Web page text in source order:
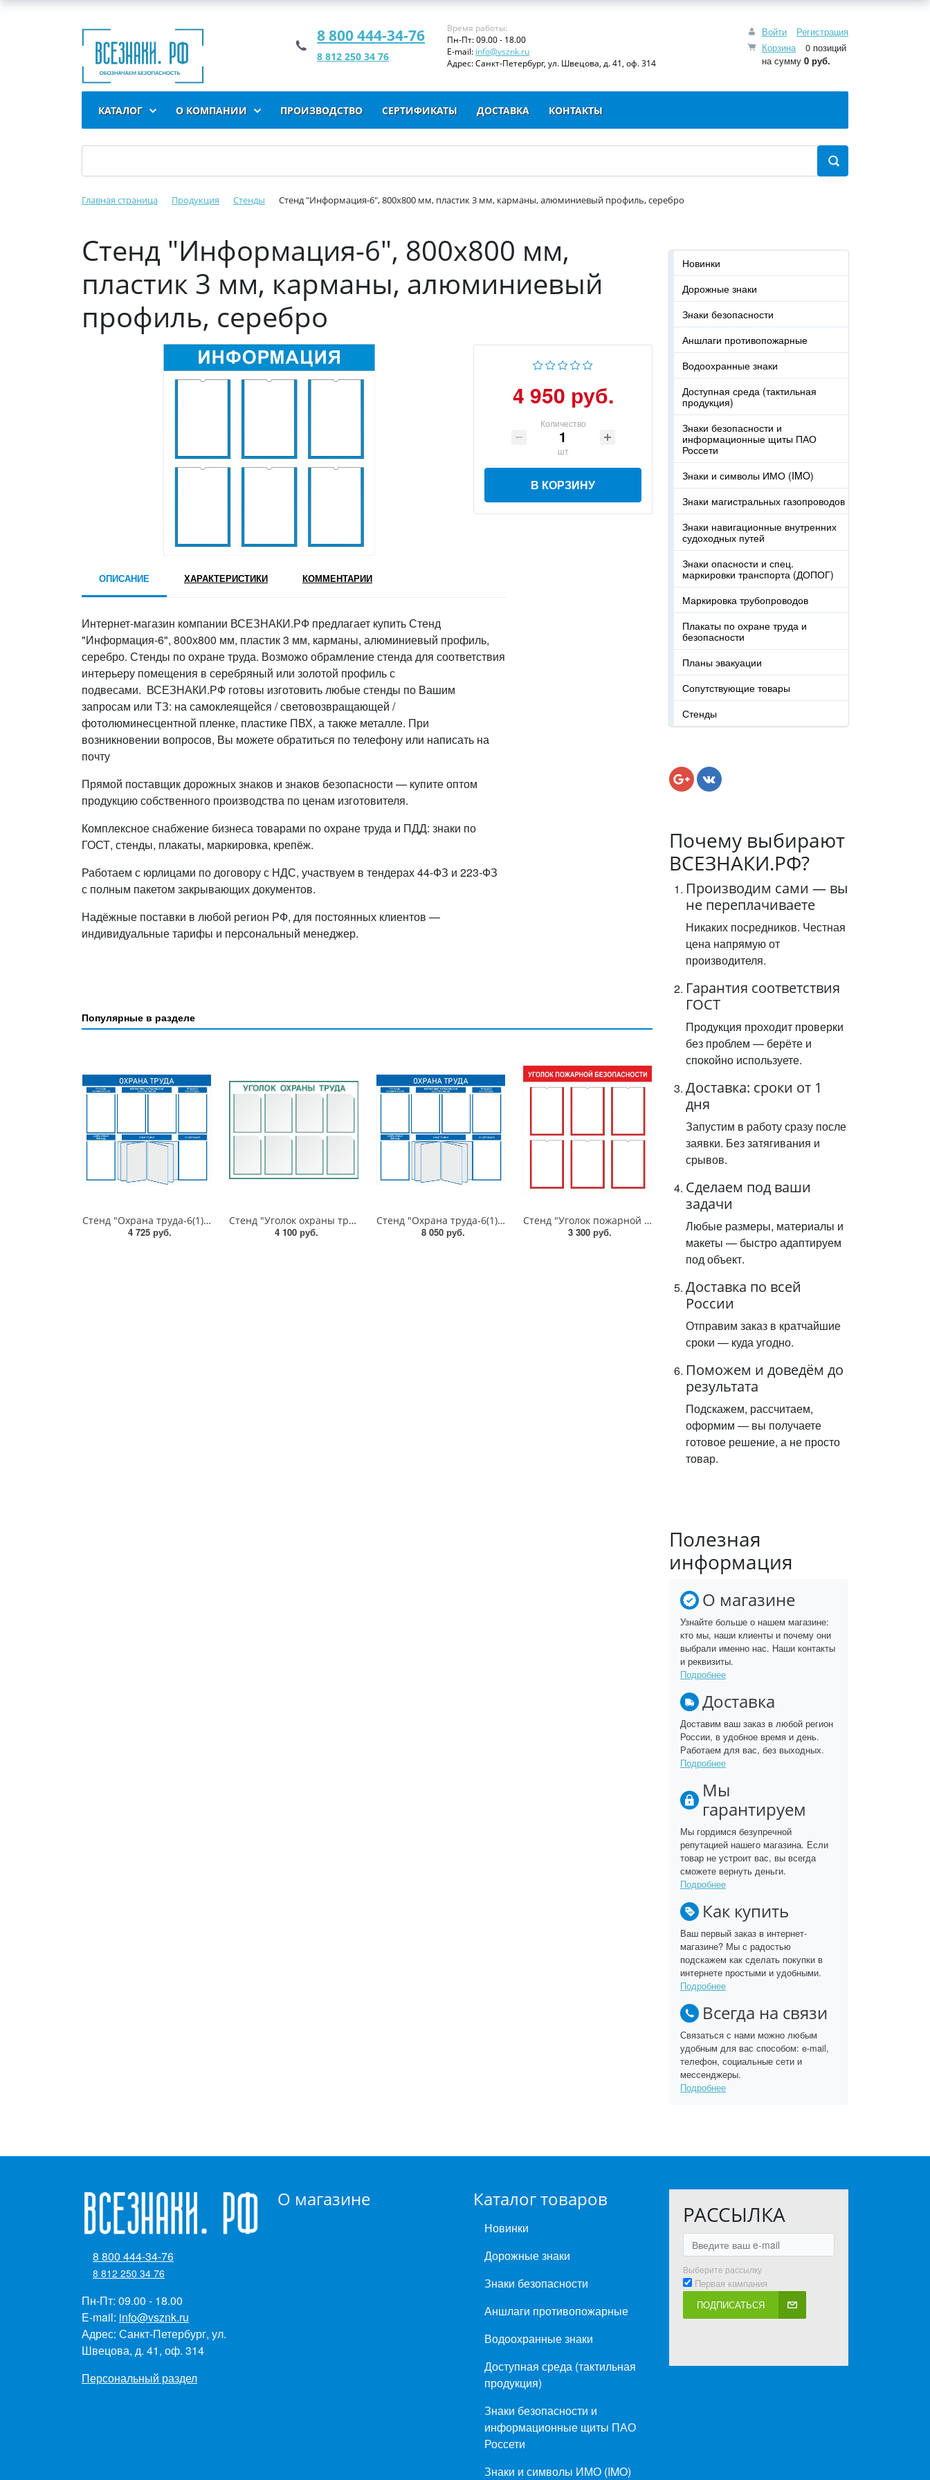
Войти
Регистрация
Корзина
0 позиций
на сумму 0 руб.
8 800 444-34-76
8 812 250 34 76
Время работы:
Пн-Пт: 09.00 - 18.00
E-mail: info@vsznk.ru
Адрес: Санкт-Петербург, ул. Швецова, д. 41, оф. 314
КАТАЛОГ О КОМПАНИИ ПРОИЗВОДСТВО СЕРТИФИКАТЫ ДОСТАВКА КОНТАКТЫ
Главная страница Продукция Стенды Стенд "Информация-6", 800х800 мм, пластик 3 мм, карманы, алюминиевый профиль, серебро
Стенд "Информация-6", 800х800 мм,
пластик 3 мм, карманы, алюминиевый
профиль, серебро
4 950 руб.
Количество
шт
В КОРЗИНУ
ОПИСАНИЕ ХАРАКТЕРИСТИКИ КОММЕНТАРИИ
Интернет-магазин компании ВСЕЗНАКИ.РФ предлагает купить Стенд
"Информация-6", 800х800 мм, пластик 3 мм, карманы, алюминиевый профиль,
серебро. Стенды по охране труда. Возможо обрамление стенда для соответствия
интерьеру помещения в серебряный или золотой профиль с
подвесами. ВСЕЗНАКИ.РФ готовы изготовить любые стенды по Вашим
запросам или ТЗ: на самоклеящейся / световозвращающей /
фотолюминесцентной пленке, пластике ПВХ, а также металле. При
возникновении вопросов, Вы можете обратиться по телефону или написать на
почту
Прямой поставщик дорожных знаков и знаков безопасности — купите оптом
продукцию собственного производства по ценам изготовителя.
Комплексное снабжение бизнеса товарами по охране труда и ПДД: знаки по
ГОСТ, стенды, плакаты, маркировка, крепёж.
Работаем с юрлицами по договору с НДС, участвуем в тендерах 44-ФЗ и 223-ФЗ
с полным пакетом закрывающих документов.
Надёжные поставки в любой регион РФ, для постоянных клиентов —
индивидуальные тарифы и персональный менеджер.
Популярные в разделе
Стенд "Охрана труда-6(1)", 1000х850 мм, пластик 3 мм, карманы, демосистема
4 725 руб.
Стенд "Уголок охраны труда-8", 1050х800 мм, пластик 3 мм, карманы
4 100 руб.
Стенд "Охрана труда-6(1)", 1000х850 мм, пластик 3 мм, карманы, демосистема, алюминиевый профиль, серебро
8 050 руб.
Стенд "Уголок пожарной безопасности-6", 800х800 мм, карманы, пластик 3 мм
3 300 руб.
Новинки
Дорожные знаки
Знаки безопасности
Аншлаги противопожарные
Водоохранные знаки
Доступная среда (тактильная
продукция)
Знаки безопасности и
информационные щиты ПАО
Россети
Знаки и символы ИМО (IMO)
Знаки магистральных газопроводов
Знаки навигационные внутренних
судоходных путей
Знаки опасности и спец.
маркировки транспорта (ДОПОГ)
Маркировка трубопроводов
Плакаты по охране труда и
безопасности
Планы эвакуации
Сопутствующие товары
Стенды
Почему выбирают
ВСЕЗНАКИ.РФ?
Производим сами — вы
не переплачиваете
Никаких посредников. Честная
цена напрямую от
производителя.
Гарантия соответствия
ГОСТ
Продукция проходит проверки
без проблем — берёте и
спокойно используете.
Доставка: сроки от 1
дня
Запустим в работу сразу после
заявки. Без затягивания и
срывов.
Сделаем под ваши
задачи
Любые размеры, материалы и
макеты — быстро адаптируем
под объект.
Доставка по всей
России
Отправим заказ в кратчайшие
сроки — куда угодно.
Поможем и доведём до
результата
Подскажем, рассчитаем,
оформим — вы получаете
готовое решение, а не просто
товар.
Полезная
информация
О магазине
Узнайте больше о нашем магазине:
кто мы, наши клиенты и почему они
выбрали именно нас. Наши контакты
и реквизиты.
Подробнее
Доставка
Доставим ваш заказ в любой регион
России, в удобное время и день.
Работаем для вас, без выходных.
Подробнее
Мы
гарантируем
Мы гордимся безупречной
репутацией нашего магазина. Если
товар не устроит вас, вы всегда
сможете вернуть деньги.
Подробнее
Как купить
Ваш первый заказ в интернет-
магазине? Мы с радостью
подскажем как сделать покупки в
интернете простыми и удобными.
Подробнее
Всегда на связи
Связаться с нами можно любым
удобным для вас способом: e-mail,
телефон, социальные сети и
мессенджеры.
Подробнее
О магазине Каталог товаров
Новинки
Дорожные знаки
Знаки безопасности
Аншлаги противопожарные
Водоохранные знаки
Доступная среда (тактильная
продукция)
Знаки безопасности и
информационные щиты ПАО
Россети
Знаки и символы ИМО (IMO)
РАССЫЛКА
Выберите рассылку
Первая кампания
ПОДПИСАТЬСЯ
8 800 444-34-76
8 812 250 34 76
Пн-Пт: 09.00 - 18.00
E-mail: info@vsznk.ru
Адрес: Санкт-Петербург, ул.
Швецова, д. 41, оф. 314
Персональный раздел